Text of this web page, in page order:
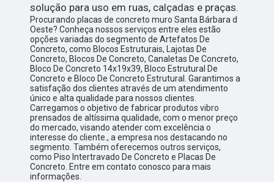
solução para uso em ruas, calçadas e praças.
Procurando placas de concreto muro Santa Bárbara d
Oeste? Conheça nossos serviços entre eles estão
opções variadas do segmento de Artefatos De
Concreto, como Blocos Estruturais, Lajotas De
Concreto, Blocos De Concreto, Canaletas De Concreto,
Bloco De Concreto 14x19x39, Bloco Estrutural De
Concreto e Bloco De Concreto Estrutural. Garantimos a
satisfação dos clientes através de um atendimento
único e alta qualidade para nossos clientes.
Carregamos o objetivo de fabricar produtos vibro
prensados de altíssima qualidade, com o menor preço
do mercado, visando atender com excelência o
interesse do cliente., a empresa nos destacando no
segmento. Também oferecemos outros serviços,
como Piso Intertravado De Concreto e Placas De
Concreto. Entre em contato conosco para mais
informações.